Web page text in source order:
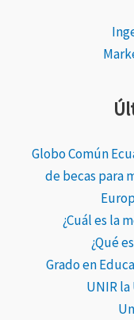
Globo Común
de becas para
¿Cuál es la
¿Qué
Grado en
UNIR